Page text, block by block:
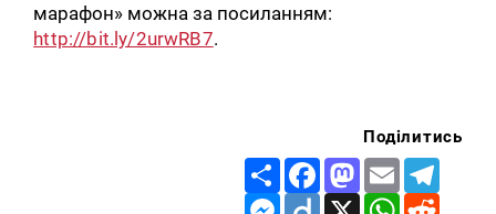
марафон» можна за посиланням:
http://bit.ly/2urwRB7.
Поділитись
Share FacebookMastodon
Email
Messenger
Diigo X WhatsApp